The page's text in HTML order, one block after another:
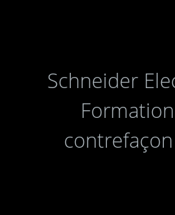
Schneider